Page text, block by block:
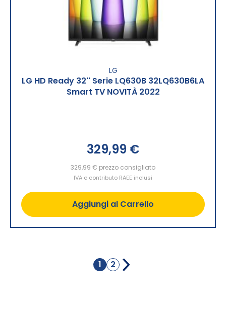
LG
LG HD Ready 32'' Serie LQ630B 32LQ630B6LA
Smart TV NOVITÀ 2022
329,99 €
329,99 € prezzo consigliato
IVA e contributo RAEE inclusi
Aggiungi al Carrello
Pagina
Attualmente
1 Pagina
2